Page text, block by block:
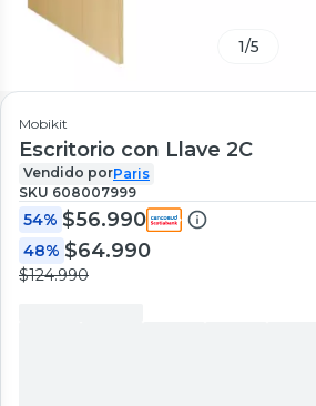
1/5
Mobikit
Escritorio con Llave 2C
Vendido porParis
SKU 608007999
54% $56.990
48% $64.990
$124.990